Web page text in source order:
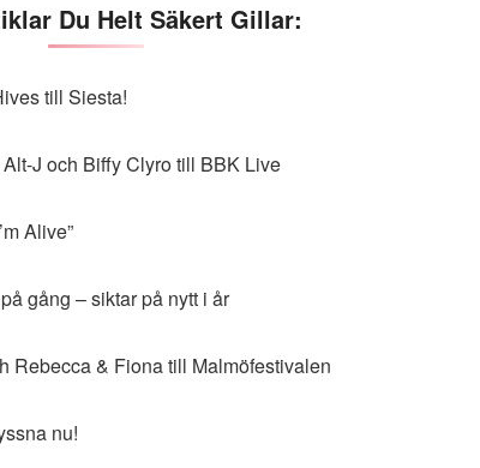
Du Helt Säkert Gillar:
till Siesta!
J och Biffy Clyro till BBK Live
Alive”
gång – siktar på nytt i år
Rebecca & Fiona till Malmöfestivalen
nu!